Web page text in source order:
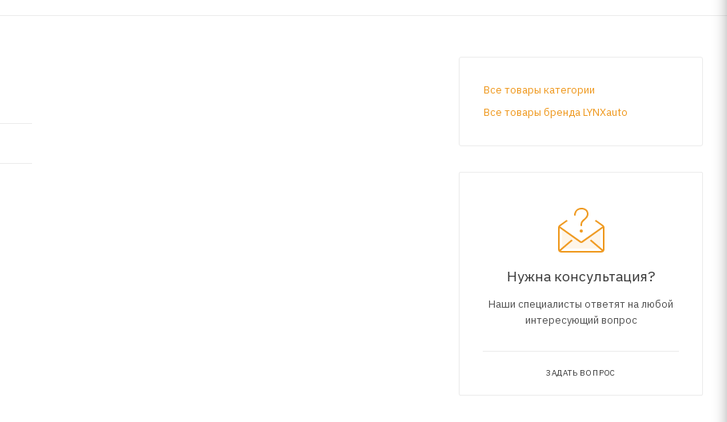
Все товары категории
Все товары бренда LYNXauto
Нужна консультация?
Наши специалисты ответят на любой
интересующий вопрос
ЗАДАТЬ ВОПРОС